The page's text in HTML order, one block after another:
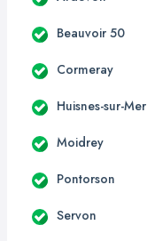
Beauvoir 50
Cormeray
Huisnes-sur-Mer
Moidrey
Pontorson
Servon